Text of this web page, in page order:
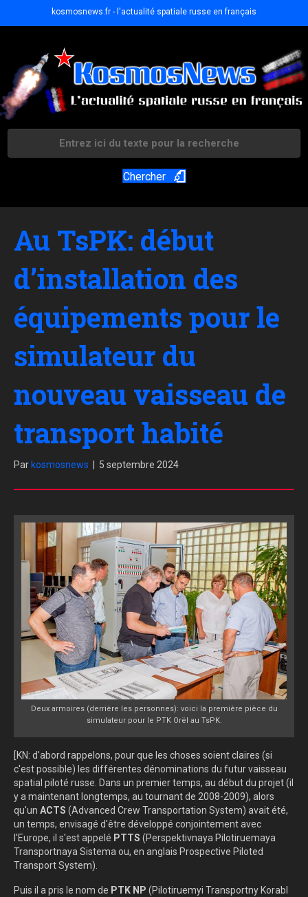
kosmosnews.fr - l'actualité spatiale russe en français
Chercher
Au TsPK: début
d’installation des
équipements pour le
simulateur du
nouveau vaisseau de
transport habité
Par kosmosnews 5 septembre 2024
Deux armoires (derrière les personnes): voici la première pièce du
simulateur pour le PTK Orël au TsPK.
[KN: d'abord rappelons, pour que les choses soient claires (si
c'est possible) les différentes dénominations du futur vaisseau
spatial piloté russe. Dans un premier temps, au début du projet (il
y a maintenant longtemps, au tournant de 2008-2009), alors
qu'un ACTS (Advanced Crew Transportation System) avait été,
un temps, envisagé d'être développé conjointement avec
l'Europe, il s'est appelé PTTS (Perspektivnaya Pilotiruemaya
Transportnaya Sistema ou, en anglais Prospective Piloted
Transport System).
Puis il a pris le nom de PTK NP (Pilotiruemyi Transportny Korabl